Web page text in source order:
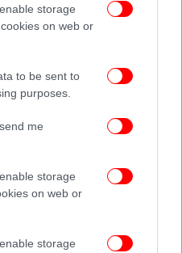
storage
on web or
to be sent to
purposes.
me
storage
on web or
storage
Google News και μάθετε
από την Ελλάδα και τον Κόσμο,